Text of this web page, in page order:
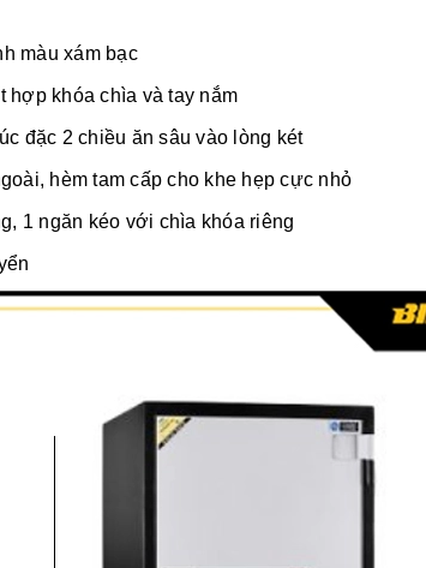
màu xám bạc
hợp khóa chìa và tay nắm
đặc 2 chiều ăn sâu vào lòng két
hèm tam cấp cho khe hẹp cực nhỏ
1 ngăn kéo với chìa khóa riêng